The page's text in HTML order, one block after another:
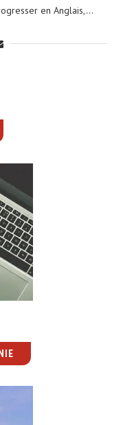
en Anglais,…